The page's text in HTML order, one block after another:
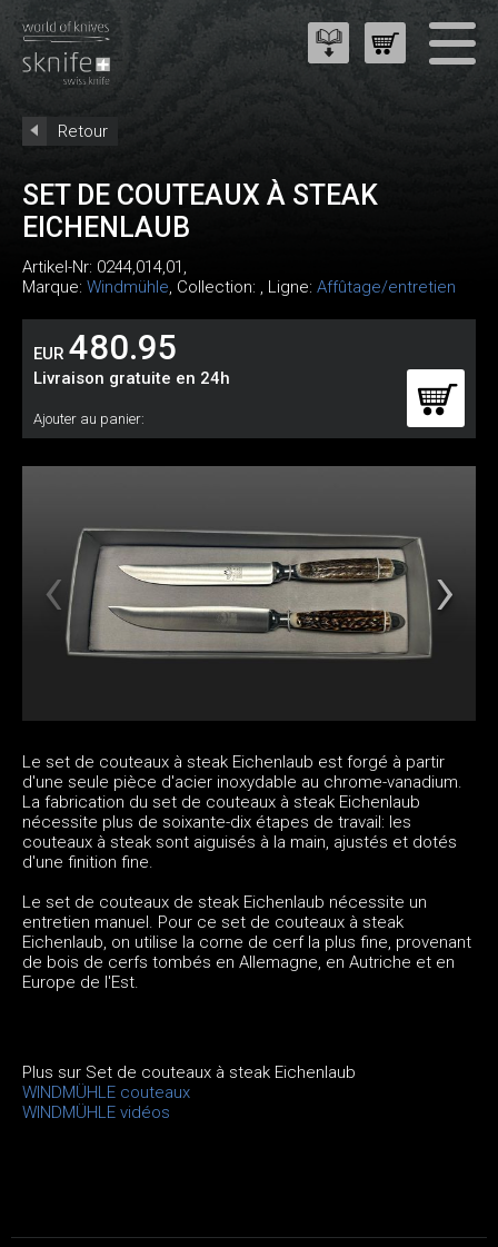
Retour
SET DE COUTEAUX À STEAK
EICHENLAUB
Artikel-Nr: 0244,014,01 ,
Marque: Windmühle, Collection: , Ligne: Affûtage/entretien
EUR 480.95
Livraison gratuite en 24h
Ajouter au panier:
Le set de couteaux à steak Eichenlaub est forgé à partir
d'une seule pièce d'acier inoxydable au chrome-vanadium.
La fabrication du set de couteaux à steak Eichenlaub
nécessite plus de soixante-dix étapes de travail: les
couteaux à steak sont aiguisés à la main, ajustés et dotés
d'une finition fine.
Le set de couteaux de steak Eichenlaub nécessite un
entretien manuel. Pour ce set de couteaux à steak
Eichenlaub, on utilise la corne de cerf la plus fine, provenant
de bois de cerfs tombés en Allemagne, en Autriche et en
Europe de l'Est.
Plus sur Set de couteaux à steak Eichenlaub
WINDMÜHLE couteaux
WINDMÜHLE vidéos